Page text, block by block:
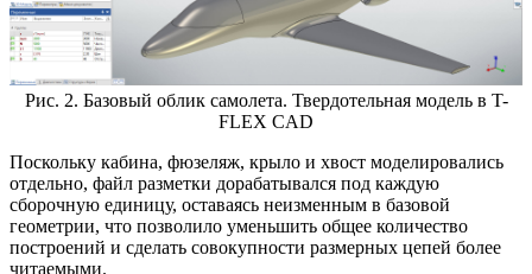
Рис. 2. Базовый облик самолета. Твердотельная модель в T-
FLEX CAD
Поскольку кабина, фюзеляж, крыло и хвост моделировались
отдельно, файл разметки дорабатывался под каждую
сборочную единицу, оставаясь неизменным в базовой
геометрии, что позволило уменьшить общее количество
построений и сделать совокупности размерных цепей более
читаемыми.